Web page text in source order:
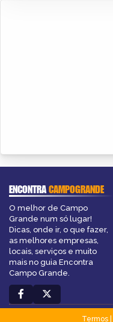
ENCONTRACAMPOGRANDE
O melhor de Campo
Grande num só lugar!
Dicas, onde ir, o que fazer,
as melhores empresas,
locais, serviços e muito
mais no guia Encontra
Campo Grande.
Termos|